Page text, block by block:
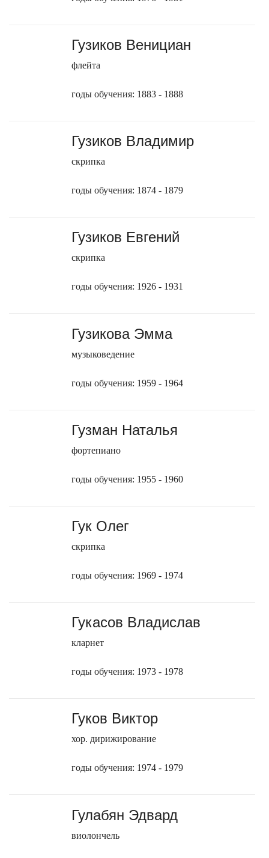
Гузиков Венициан
флейта
годы обучения: 1883 - 1888
Гузиков Владимир
скрипка
годы обучения: 1874 - 1879
Гузиков Евгений
скрипка
годы обучения: 1926 - 1931
Гузикова Эмма
музыковедение
годы обучения: 1959 - 1964
Гузман Наталья
фортепиано
годы обучения: 1955 - 1960
Гук Олег
скрипка
годы обучения: 1969 - 1974
Гукасов Владислав
кларнет
годы обучения: 1973 - 1978
Гуков Виктор
хор. дирижирование
годы обучения: 1974 - 1979
Гулабян Эдвард
виолончель